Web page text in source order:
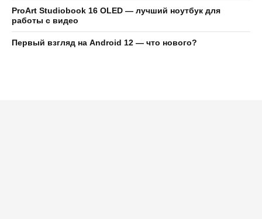
ProArt Studiobook 16 OLED — лучший ноутбук для
работы с видео
Первый взгляд на Android 12 — что нового?